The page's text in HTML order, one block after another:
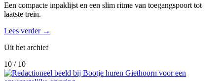
Een compacte inpaklijst en een slim ritme van toegangspoort tot
laatste trein.
Lees verder →
Uit het archief
10 / 10